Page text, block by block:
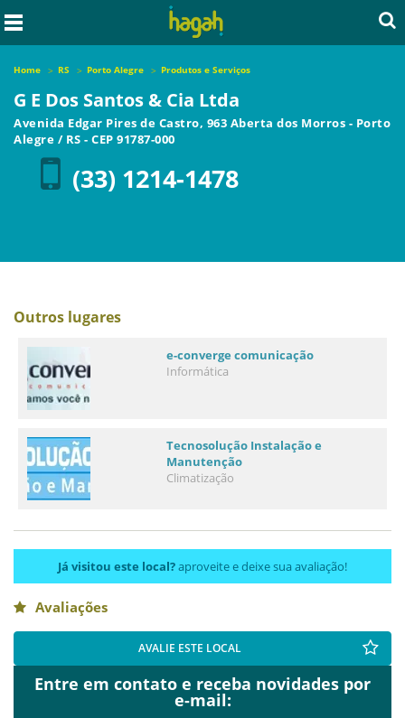
Home RS Porto Alegre Produtos e Serviços
G E Dos Santos & Cia Ltda
Avenida Edgar Pires de Castro, 963 Aberta dos Morros - Porto
Alegre / RS - CEP 91787-000
(33) 1214-1478
Outros lugares
e-converge comunicação
Informática
Tecnosolução Instalação e
Manutenção
Climatização
Já visitou este local?aproveite e deixe sua avaliação!
Avaliações
AVALIE ESTE LOCAL
Entre em contato e receba novidades por
e-mail: